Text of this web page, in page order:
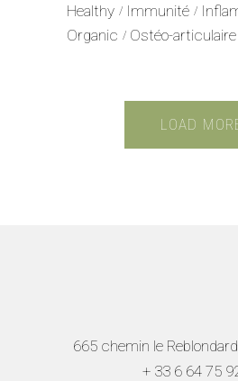
Healthy Immunité
Organic
Ostéo-articulaire
LOAD
665 chemin le
+ 33 6 64 75